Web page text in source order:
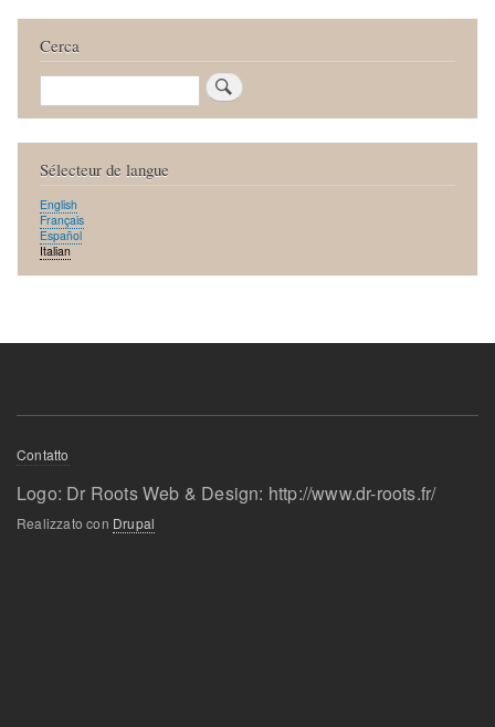
Cerca
Cerca
Sélecteur de langue
English
Français
Español
Italian
Menu
de
page
Contatto
Logo: Dr Roots Web & Design: http://www.dr-roots.fr/
Realizzato con Drupal